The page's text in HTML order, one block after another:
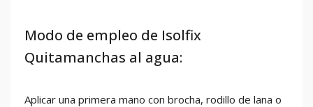
Modo de empleo de Isolfix
Quitamanchas al agua:
Aplicar una primera mano con brocha, rodillo de lana o